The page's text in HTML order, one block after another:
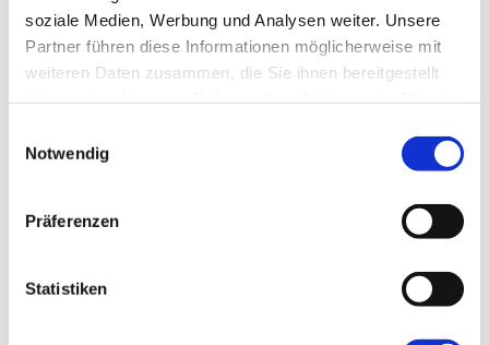
soziale Medien, Werbung und Analysen weiter. Unsere
Partner führen diese Informationen möglicherweise mit
weiteren Daten zusammen, die Sie ihnen bereitgestellt
Notwendig
Präferenzen
Statistiken
E-Mail-Adresse
Website
10 Dinge, die Entwickler an